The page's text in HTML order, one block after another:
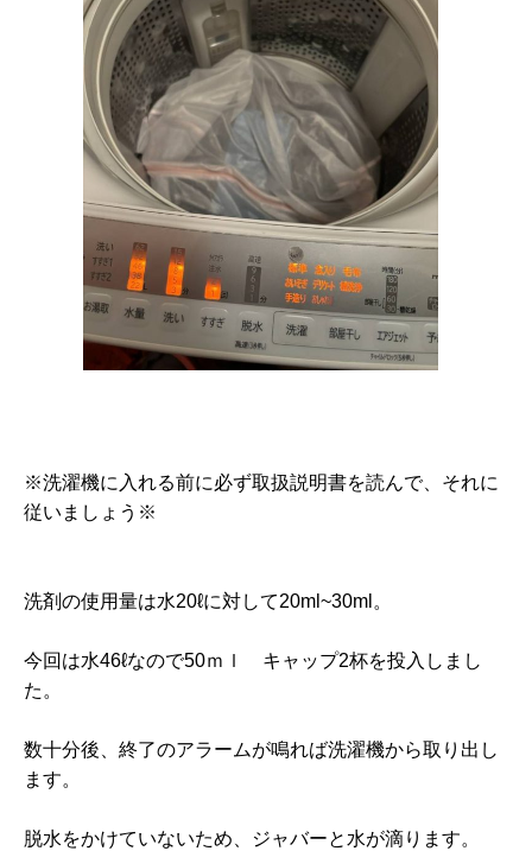
※洗濯機に入れる前に必ず取扱説明書を読んで、それに
従いましょう※
洗剤の使用量は水20ℓに対して20ml~30ml。
今回は水46ℓなので50ｍｌ キャップ2杯を投入しまし
た。
数十分後、終了のアラームが鳴れば洗濯機から取り出し
ます。
脱水をかけていないため、ジャバーと水が滴ります。